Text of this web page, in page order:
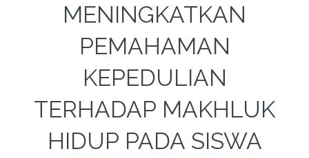
MENINGKATKAN
PEMAHAMAN
KEPEDULIAN
TERHADAP MAKHLUK
HIDUP PADA SISWA